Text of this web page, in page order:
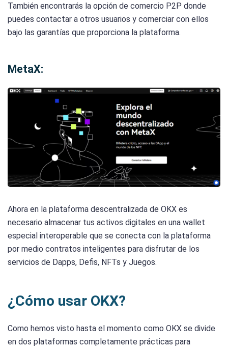
También encontrarás la opción de comercio P2P donde
puedes contactar a otros usuarios y comerciar con ellos
bajo las garantías que proporciona la plataforma.
MetaX:
Ahora en la plataforma descentralizada de OKX es
necesario almacenar tus activos digitales en una wallet
especial interoperable que se conecta con la plataforma
por medio contratos inteligentes para disfrutar de los
servicios de Dapps, Defis, NFTs y Juegos.
¿Cómo usar OKX?
Como hemos visto hasta el momento como OKX se divide
en dos plataformas completamente prácticas para